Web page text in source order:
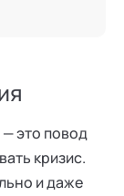
— это повод
кризис.
и даже